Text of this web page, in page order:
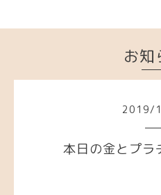
お知
2019/
本日の金とプラ